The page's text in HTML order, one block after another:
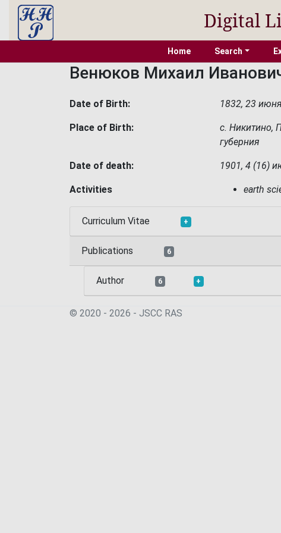
Digital
Home Search
Венюков Михаил
Date of Birth: 1832, 23
Place of Birth:
с. Никитино,
губерния
Date of death: 1901, 4 (16)
Activities earth
Curriculum Vitae +
Publications 6
Author 6 +
© 2020 - 2026 - JSСC RAS